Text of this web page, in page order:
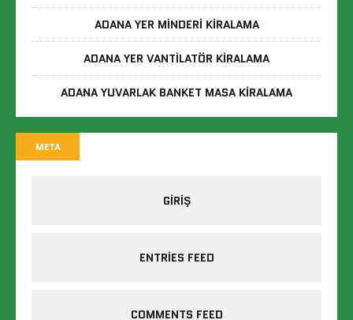
ADANA YER MINDERI KIRALAMA
ADANA YER VANTILATÖR KIRALAMA
ADANA YUVARLAK BANKET MASA KIRALAMA
META
GIRIŞ
ENTRIES FEED
COMMENTS FEED